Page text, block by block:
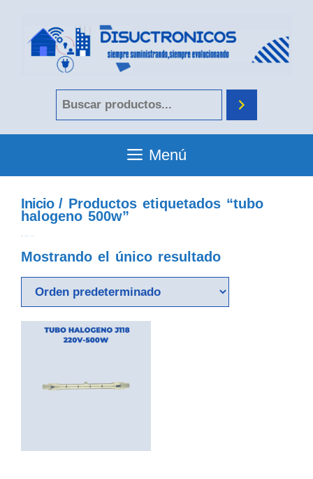
Menú
Inicio/ Productos etiquetados “tubo
halogeno 500w”
Mostrando el único resultado